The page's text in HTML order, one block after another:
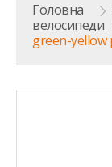
Головна >
велосипеди
green-